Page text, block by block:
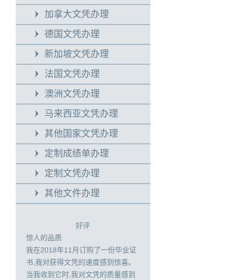
加拿大文凭办理
德国文凭办理
新加坡文凭办理
法国文凭办理
澳洲文凭办理
马来西亚文凭办理
其他国家文凭办理
定制成绩单办理
定制文凭办理
其他文件办理
好评
惊人的品质
我在2018年11月订购了一份毕业证
书,我对获得文凭的速度感到惊喜。
当我收到它时,我对文凭的质量感到